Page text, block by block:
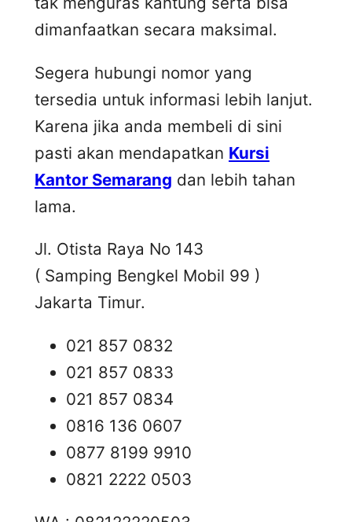
dimanfaatkan secara maksimal.
Segera hubungi nomor yang
tersedia untuk informasi lebih lanjut.
Karena jika anda membeli di sini
pasti akan mendapatkan Kursi
Kantor Semarang dan lebih tahan
lama.
Jl. Otista Raya No 143
( Samping Bengkel Mobil 99 )
Jakarta Timur.
021 857 0832
021 857 0833
021 857 0834
0816 136 0607
0877 8199 9910
0821 2222 0503